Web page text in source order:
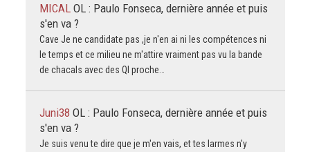
MICAL OL : Paulo Fonseca, dernière année et puis
s'en va ?
Cave Je ne candidate pas ,je n'en ai ni les compétences ni
le temps et ce milieu ne m'attire vraiment pas vu la bande
de chacals avec des QI proche…
Juni38 OL : Paulo Fonseca, dernière année et puis
s'en va ?
Je suis venu te dire que je m'en vais, et tes larmes n'y